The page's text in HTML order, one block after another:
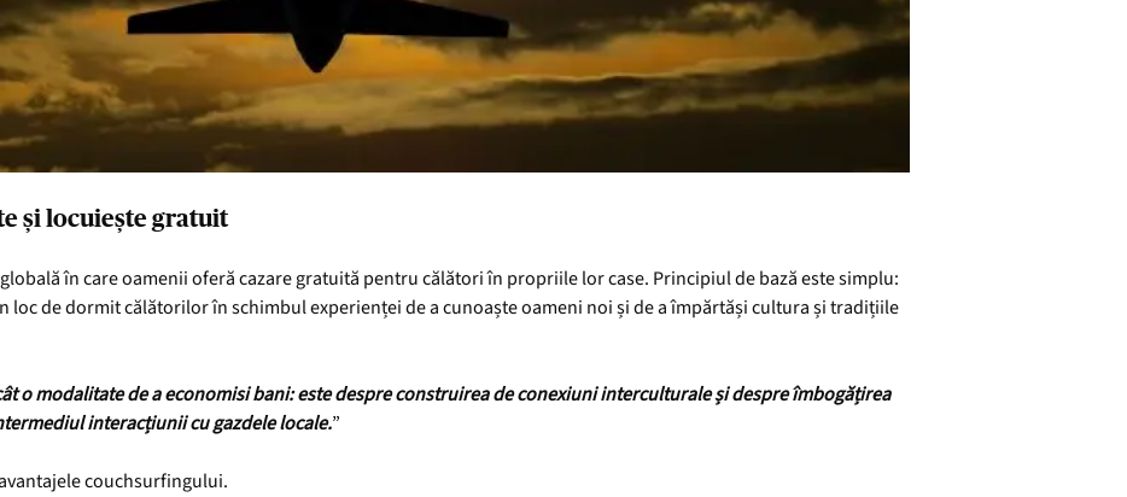
și locuiește gratuit
în care oamenii oferă cazare gratuită pentru călători în propriile lor case. Principiul de bază este simplu:
loc de dormit călătorilor în schimbul experienței de a cunoaște oameni noi și de a împărtăși cultura și tradițiile
o modalitate de a economisi bani: este despre construirea de conexiuni interculturale și despre îmbogățirea
interacțiunii cu gazdele locale.”
couchsurfingului.